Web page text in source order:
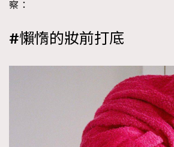
察：
#懶惰的妝前打底